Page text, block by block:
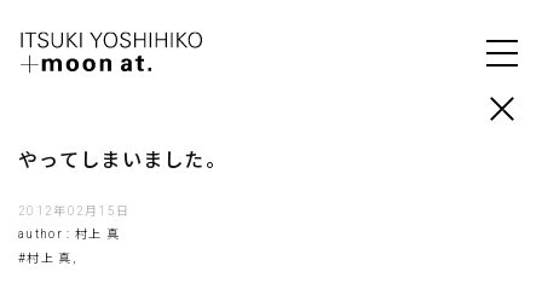
やってしまいました。
2012年02月15日
author : 村上 真
#村上 真,